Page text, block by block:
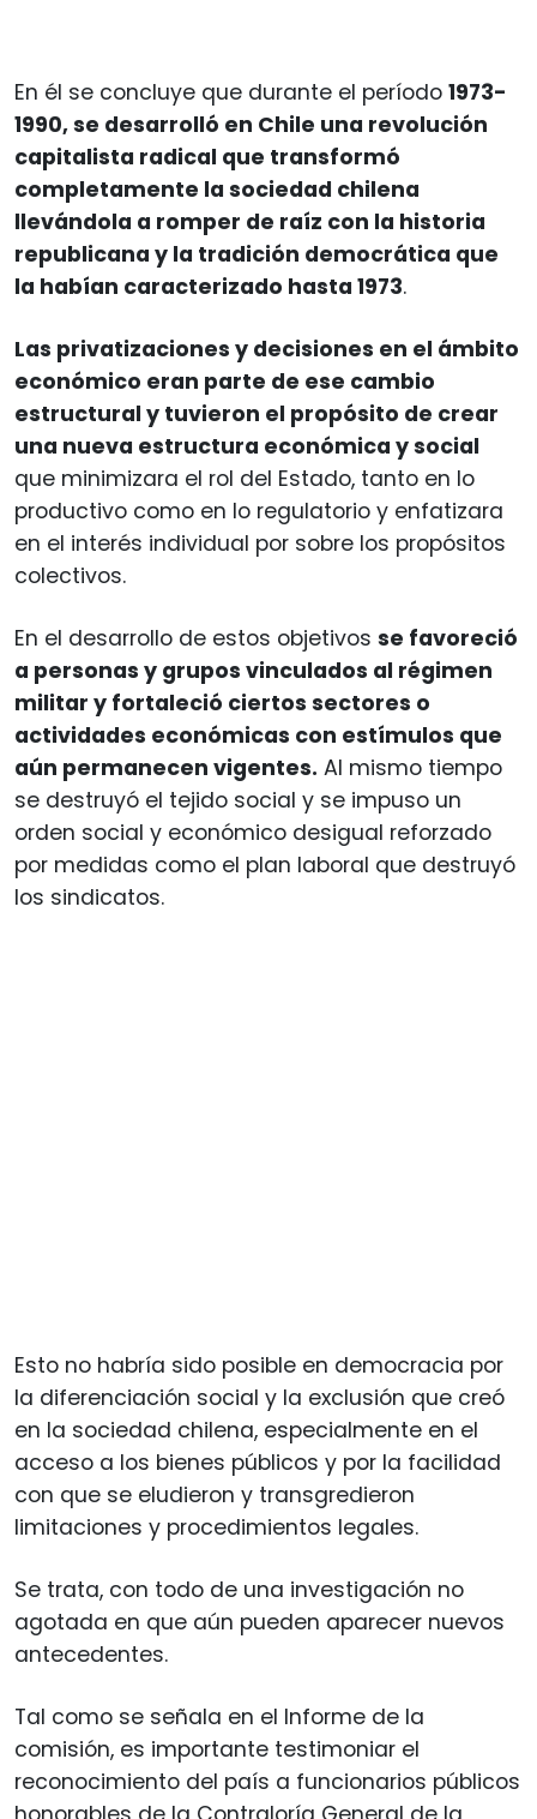
En él se concluye que durante el período 1973-
1990, se desarrolló en Chile una revolución
capitalista radical que transformó
completamente la sociedad chilena
llevándola a romper de raíz con la historia
republicana y la tradición democrática que
la habían caracterizado hasta 1973.
Las privatizaciones y decisiones en el ámbito
económico eran parte de ese cambio
estructural y tuvieron el propósito de crear
una nueva estructura económica y social
que minimizara el rol del Estado, tanto en lo
productivo como en lo regulatorio y enfatizara
en el interés individual por sobre los propósitos
colectivos.
En el desarrollo de estos objetivos se favoreció
a personas y grupos vinculados al régimen
militar y fortaleció ciertos sectores o
actividades económicas con estímulos que
aún permanecen vigentes. Al mismo tiempo
se destruyó el tejido social y se impuso un
orden social y económico desigual reforzado
por medidas como el plan laboral que destruyó
los sindicatos.
Esto no habría sido posible en democracia por
la diferenciación social y la exclusión que creó
en la sociedad chilena, especialmente en el
acceso a los bienes públicos y por la facilidad
con que se eludieron y transgredieron
limitaciones y procedimientos legales.
Se trata, con todo de una investigación no
agotada en que aún pueden aparecer nuevos
antecedentes.
Tal como se señala en el Informe de la
comisión, es importante testimoniar el
reconocimiento del país a funcionarios públicos